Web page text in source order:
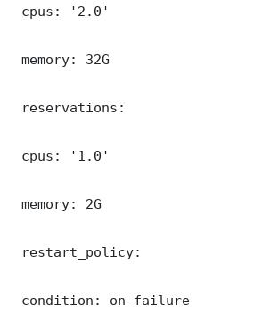
cpus: '2.0'
memory: 32G
reservations:
cpus: '1.0'
memory: 2G
restart_policy:
condition: on-failure